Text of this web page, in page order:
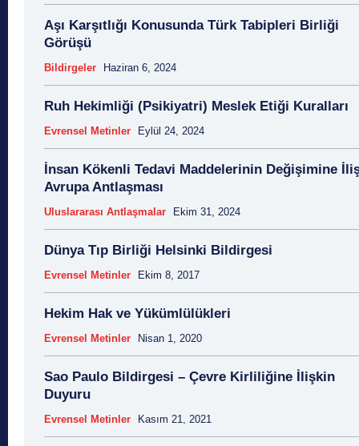
Aşı Karşıtlığı Konusunda Türk Tabipleri Birliği
Görüşü
Bildirgeler Haziran 6, 2024
Ruh Hekimliği (Psikiyatri) Meslek Etiği Kuralları
Evrensel Metinler Eylül 24, 2024
İnsan Kökenli Tedavi Maddelerinin Değişimine
Avrupa Antlaşması
Uluslararası Antlaşmalar Ekim 31, 2024
Dünya Tıp Birliği Helsinki Bildirgesi
Evrensel Metinler Ekim 8, 2017
Hekim Hak ve Yükümlülükleri
Evrensel Metinler Nisan 1, 2020
Sao Paulo Bildirgesi – Çevre Kirliliğine İlişkin
Duyuru
Evrensel Metinler Kasım 21, 2021